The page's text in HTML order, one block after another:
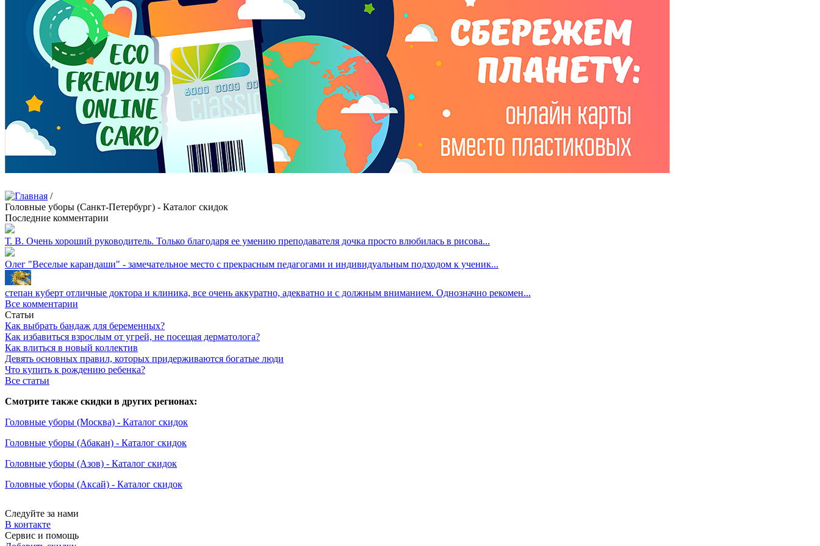
/
Головные уборы (Санкт-Петербург) - Каталог скидок
Последние комментарии
Т. В. Очень хороший руководитель. Только благодаря ее умению преподавателя дочка просто влюбилась в рисова...
Олег "Веселые карандаши" - замечательное место с прекрасным педагогами и индивидуальным подходом к ученик...
степан куберт отличные доктора и клиника, все очень аккуратно, адекватно и с должным вниманием. Однозначно рекомен...
Все комментарии
Статьи
Как выбрать бандаж для беременных?
Как избавиться взрослым от угрей, не посещая дерматолога?
Как влиться в новый коллектив
Девять основных правил, которых придерживаются богатые люди
Что купить к рождению ребенка?
Все статьи
Смотрите также скидки в других регионах:
Головные уборы (Москва) - Каталог скидок
Головные уборы (Абакан) - Каталог скидок
Головные уборы (Азов) - Каталог скидок
Головные уборы (Аксай) - Каталог скидок
Следуйте за нами
В контакте
Сервис и помощь